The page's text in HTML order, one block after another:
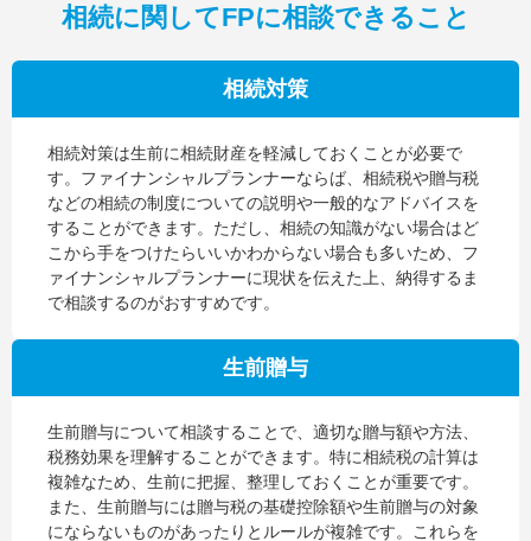
相続に関してFPに相談できること
相続対策
相続対策は生前に相続財産を軽減しておくことが必要で
す。ファイナンシャルプランナーならば、相続税や贈与税
などの相続の制度についての説明や一般的なアドバイスを
することができます。ただし、相続の知識がない場合はど
こから手をつけたらいいかわからない場合も多いため、フ
ァイナンシャルプランナーに現状を伝えた上、納得するま
で相談するのがおすすめです。
生前贈与
生前贈与について相談することで、適切な贈与額や方法、
税務効果を理解することができます。特に相続税の計算は
複雑なため、生前に把握、整理しておくことが重要です。
また、生前贈与には贈与税の基礎控除額や生前贈与の対象
にならないものがあったりとルールが複雑です。これらを